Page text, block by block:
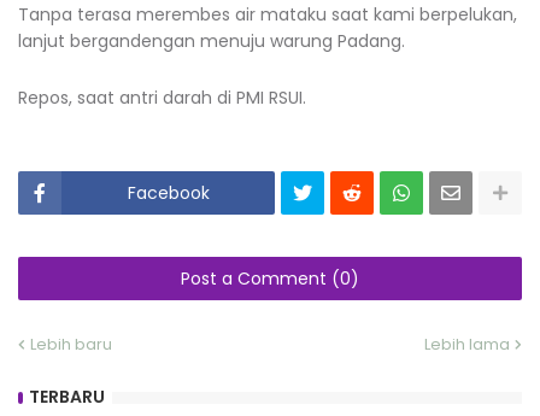
Tanpa terasa merembes air mataku saat kami berpelukan,
lanjut bergandengan menuju warung Padang.
Repos, saat antri darah di PMI RSUI.
Facebook
Post a Comment (0)
Lebih baru Lebih lama
TERBARU